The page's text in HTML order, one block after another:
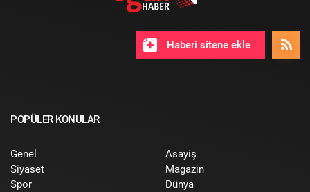
Haberi sitene ekle
POPÜLER KONULAR
Genel
Siyaset
Spor
Asayiş
Magazin
Dünya